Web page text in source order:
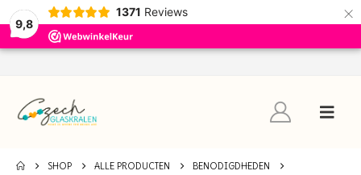
9,8
1371 Reviews ×
SHOP ALLE PRODUCTEN
BENODIGDHEDEN